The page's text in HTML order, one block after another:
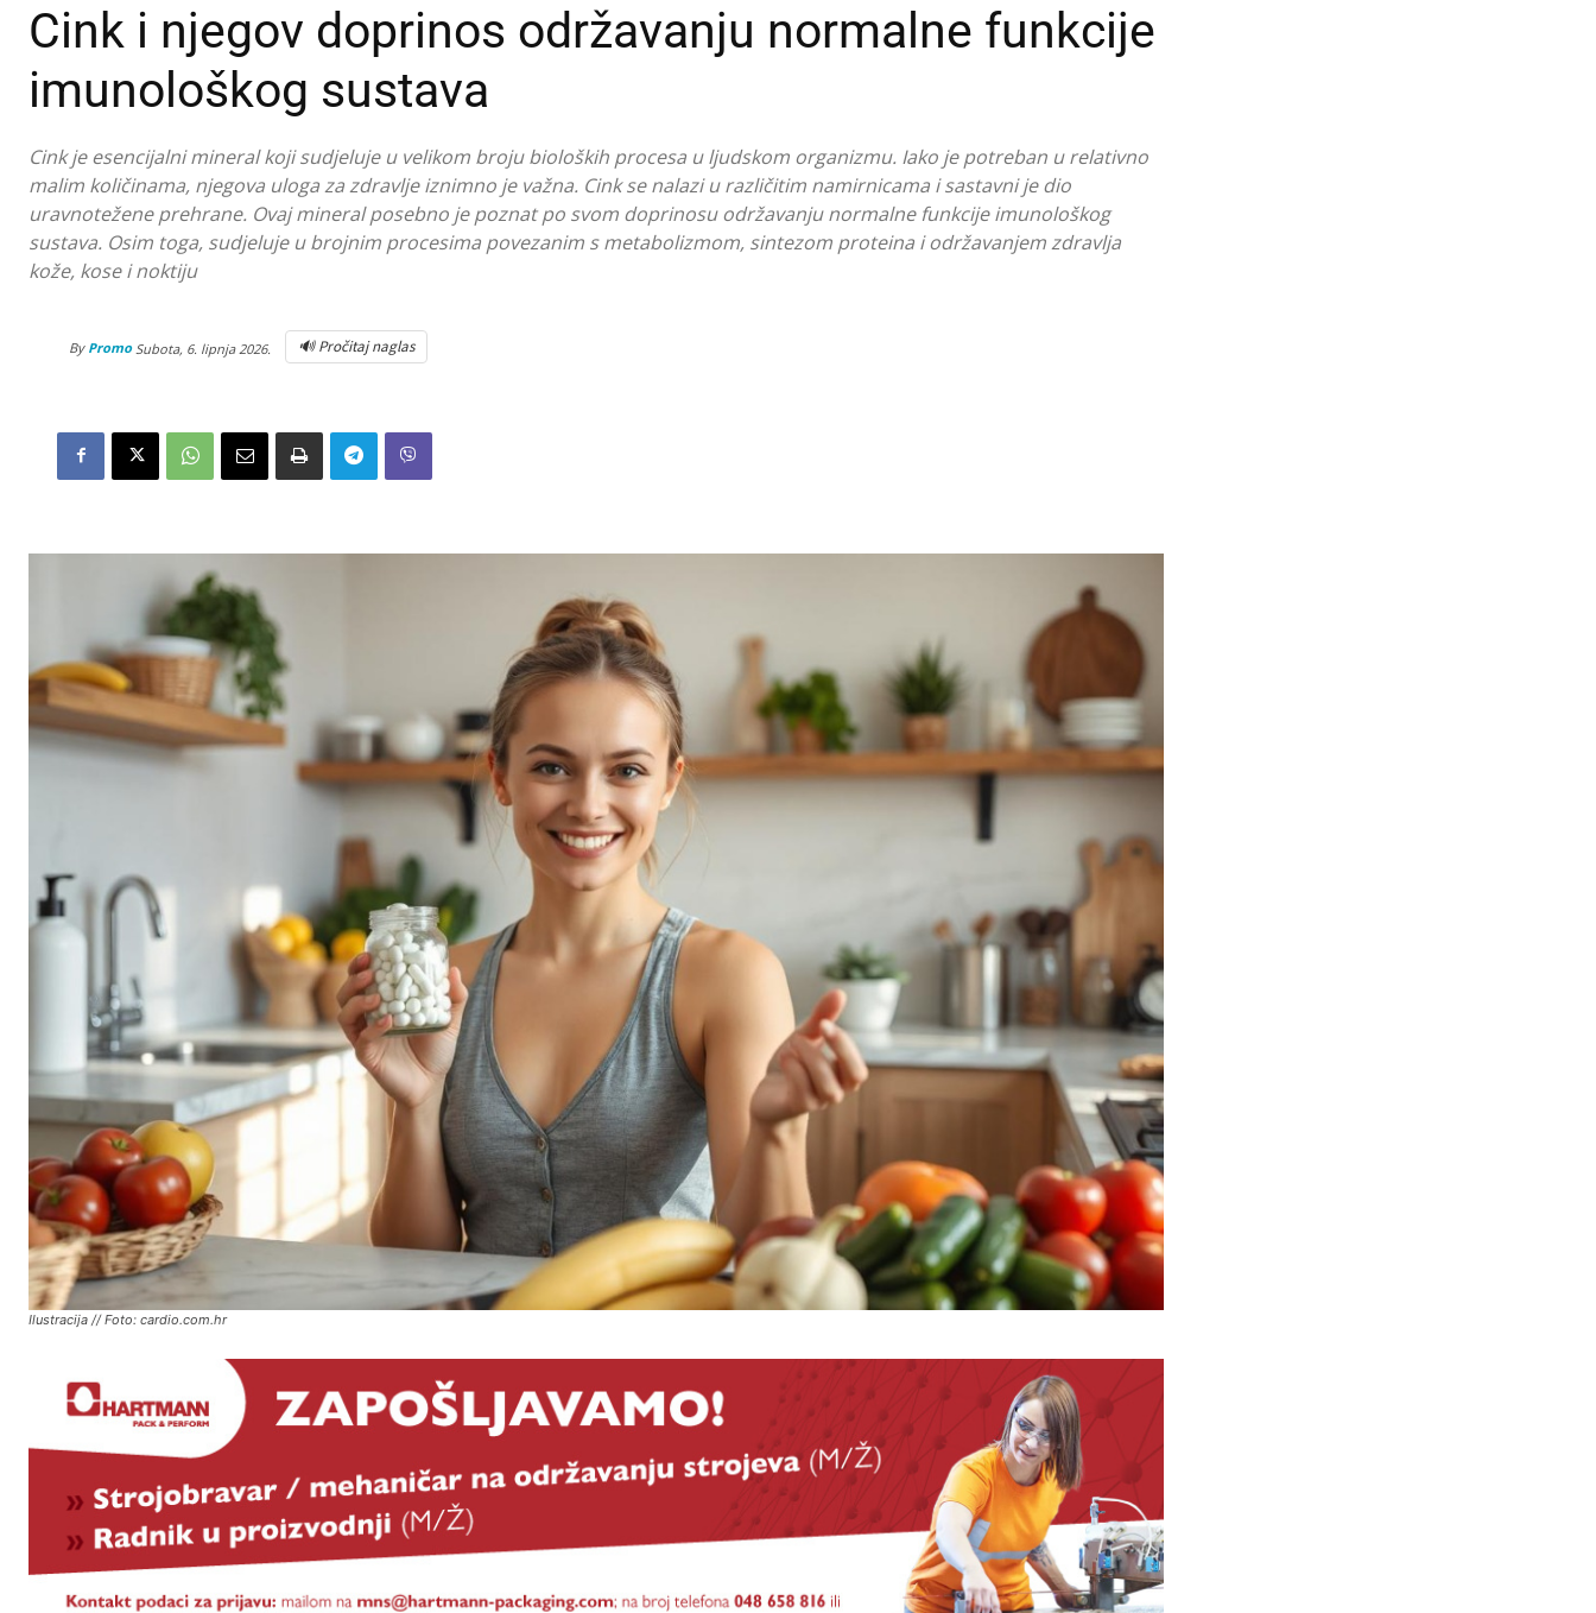
Cink i njegov doprinos održavanju normalne funkcije
imunološkog sustava
Cink je esencijalni mineral koji sudjeluje u velikom broju bioloških procesa u ljudskom organizmu. Iako je potreban u relativno
malim količinama, njegova uloga za zdravlje iznimno je važna. Cink se nalazi u različitim namirnicama i sastavni je dio
uravnotežene prehrane. Ovaj mineral posebno je poznat po svom doprinosu održavanju normalne funkcije imunološkog
sustava. Osim toga, sudjeluje u brojnim procesima povezanim s metabolizmom, sintezom proteina i održavanjem zdravlja
kože, kose i noktiju
By Promo Subota, 6. lipnja 2026. 🔊 Pročitaj naglas
Ilustracija // Foto: cardio.com.hr